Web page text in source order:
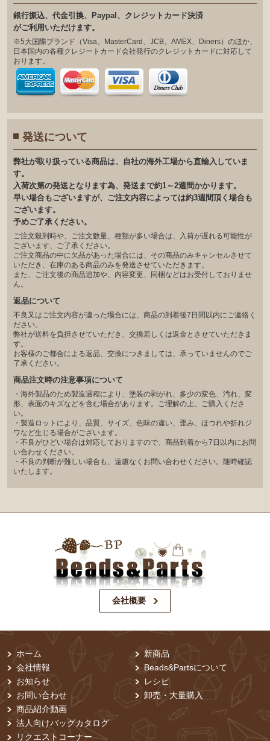
銀⾏振込、代⾦引換、Paypal、クレジットカード決済
がご利⽤いただけます。
※5大国際ブランド（Visa、MasterCard、JCB、AMEX、Diners）のほか、
日本国内の各種クレジートカード会社発行のクレジットカードに対応して
おります。
発送について
弊社が取り扱っている商品は、自社の海外工場から直輸入していま
す。
入荷次第の発送となります為、発送まで約1～2週間かかります。
早い場合もございますが、ご注文内容によっては約3週間頂く場合も
ございます。
予めご了承ください。
ご注文殺到時や、ご注文数量、種類が多い場合は、入荷が遅れる可能性が
ございます、ご了承ください。
ご注文商品の中に欠品があった場合には、その商品のみキャンセルさせて
いただき、在庫のある商品のみを発送させていただきます。
また、ご注文後の商品追加や、内容変更、同梱などはお受付しておりませ
ん。
返品について
不良又はご注文内容が違った場合には、商品の到着後7日間以内にご連絡く
ださい。
弊社が送料を負担させていただき、交換若しくは返金とさせていただきま
す。
お客様のご都合による返品、交換につきましては、承っていませんのでご
了承ください。
商品注文時の注意事項について
・海外製品のため製造過程により、塗装の剥がれ、多少の変色、汚れ、変
形、表面のキズなどを含む場合があります。ご理解の上、ご購入くださ
い。
・製造ロットにより、品質、サイズ、色味の違い、歪み、ほつれや折れジ
ワなど生じる場合がございます。
・不良がひどい場合は対応しておりますので、商品到着から7日以内にお問
い合わせください。
・不良の判断が難しい場合も、遠慮なくお問い合わせください。随時確認
いたします。
会社概要
ホーム
会社情報
お知らせ
お問い合わせ
商品紹介動画
法人向けバッグカタログ
リクエストコーナー
新商品
Beads&Partsについて
レシピ
卸売・⼤量購⼊